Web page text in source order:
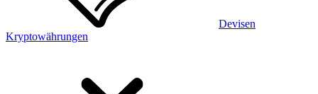
Devisen
Kryptowährungen